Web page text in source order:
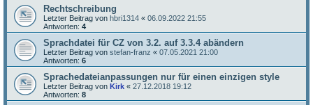
Rechtschreibung
Letzter Beitrag von hbri1314 « 06.09.2022 21:55
Antworten: 4
Sprachdatei für CZ von 3.2. auf 3.3.4 abändern
Letzter Beitrag von stefan-franz « 07.05.2021 21:00
Antworten: 6
Sprachedateianpassungen nur für einen einzigen style
Letzter Beitrag von Kirk « 27.12.2018 19:12
Antworten: 8